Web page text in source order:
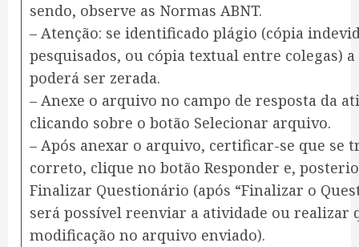
sendo, observe as Normas ABNT.
– Atenção: se identificado plágio (cópia
pesquisados, ou cópia textual entre colegas)
poderá ser zerada.
– Anexe o arquivo no campo de resposta da
clicando sobre o botão Selecionar arquivo.
– Após anexar o arquivo, certificar-se que se
correto, clique no botão Responder e,
Finalizar Questionário (após “Finalizar o
será possível reenviar a atividade ou realizar
modificação no arquivo enviado).